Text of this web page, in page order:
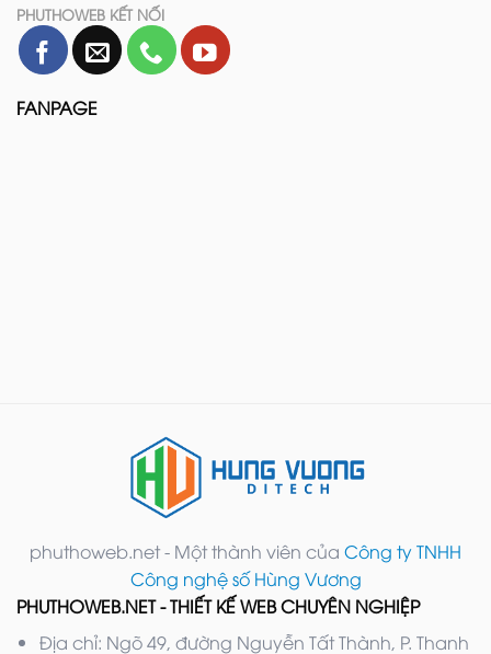
PHUTHOWEB KẾT NỐI
FANPAGE
phuthoweb.net - Một thành viên của Công ty TNHH
Công nghệ số Hùng Vương
PHUTHOWEB.NET - THIẾT KẾ WEB CHUYÊN NGHIỆP
Địa chỉ: Ngõ 49, đường Nguyễn Tất Thành, P. Thanh